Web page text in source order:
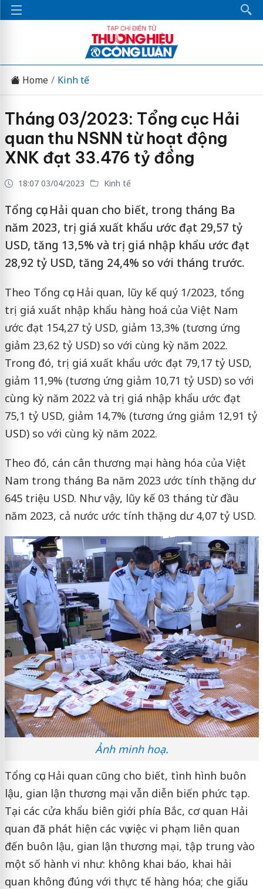
Home Kinh tế
Tháng 03/2023: Tổng cục Hải
quan thu NSNN từ hoạt động
XNK đạt 33.476 tỷ đồng
18:07 03/04/2023 Kinh tế
Tổng cục Hải quan cho biết, trong tháng Ba
năm 2023, trị giá xuất khẩu ước đạt 29,57 tỷ
USD, tăng 13,5% và trị giá nhập khẩu ước đạt
28,92 tỷ USD, tăng 24,4% so với tháng trước.
Theo Tổng cục Hải quan, lũy kế quý 1/2023, tổng
trị giá xuất nhập khẩu hàng hoá của Việt Nam
ước đạt 154,27 tỷ USD, giảm 13,3% (tương ứng
giảm 23,62 tỷ USD) so với cùng kỳ năm 2022.
Trong đó, trị giá xuất khẩu ước đạt 79,17 tỷ USD,
giảm 11,9% (tương ứng giảm 10,71 tỷ USD) so với
cùng kỳ năm 2022 và trị giá nhập khẩu ước đạt
75,1 tỷ USD, giảm 14,7% (tương ứng giảm 12,91 tỷ
USD) so với cùng kỳ năm 2022.
Theo đó, cán cân thương mại hàng hóa của Việt
Nam trong tháng Ba năm 2023 ước tính thặng dư
645 triệu USD. Như vậy, lũy kế 03 tháng từ đầu
năm 2023, cả nước ước tính thặng dư 4,07 tỷ USD.
Ảnh minh hoạ.
Tổng cục Hải quan cũng cho biết, tình hình buôn
lậu, gian lận thương mại vẫn diễn biến phức tạp.
Tại các cửa khẩu biên giới phía Bắc, cơ quan Hải
quan đã phát hiện các vụ việc vi phạm liên quan
đến buôn lậu, gian lận thương mại, tập trung vào
một số hành vi như: không khai báo, khai hải
quan không đúng với thực tế hàng hóa; che giấu